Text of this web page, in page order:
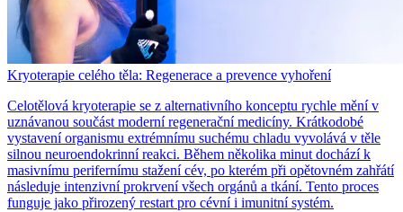
Kryoterapie celého těla: Regenerace a prevence vyhoření
Celotělová kryoterapie se z alternativního konceptu rychle mění v
uznávanou součást moderní regenerační medicíny. Krátkodobé
vystavení organismu extrémnímu suchému chladu vyvolává v těle
silnou neuroendokrinní reakci. Během několika minut dochází k
masivnímu perifernímu stažení cév, po kterém při opětovném zahřátí
následuje intenzivní prokrvení všech orgánů a tkání. Tento proces
funguje jako přirozený restart pro cévní i imunitní systém.